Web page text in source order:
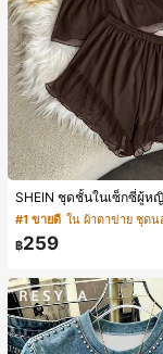
#1 ขายดี
฿259